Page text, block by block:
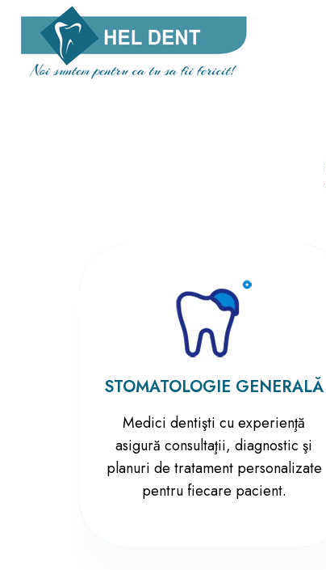
STOMATOLOGIE GENERALĂ
Medici dentişti cu experienţă
asigură consultaţii, diagnostic şi
planuri de tratament personalizate
pentru fiecare pacient.